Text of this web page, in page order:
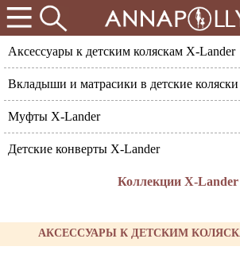
Аксессуары к детским коляскам X-Lander
Вкладыши и матрасики в детские
Муфты X-Lander
Детские конверты X-Lander
Коллекции X-Lander
АКСЕССУАРЫ К ДЕТСКИМ